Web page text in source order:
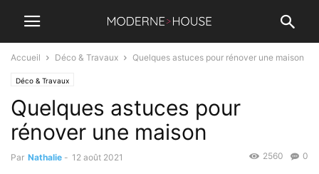
Accueil Déco & Travaux Quelques astuces pour rénover une maison
Déco & Travaux
Quelques astuces pour
rénover une maison
Par Nathalie - 12 août 2021 0
2560